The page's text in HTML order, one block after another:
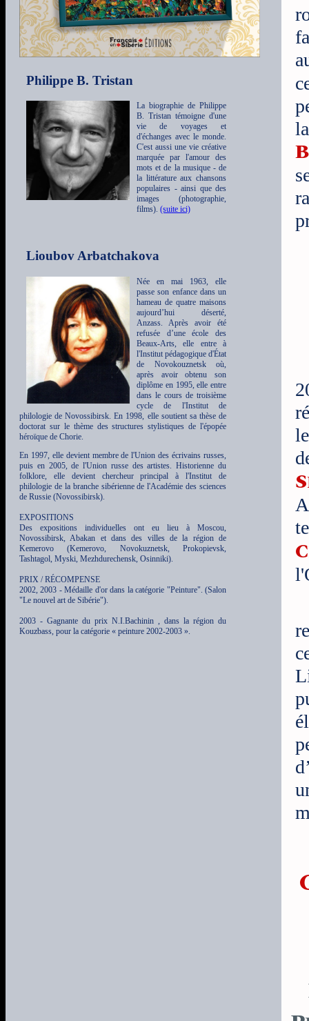
Philippe B. Tristan
La biographie de Philippe
B. Tristan témoigne d'une
vie de voyages et
d'échanges avec le monde.
C'est aussi une vie créative
marquée par l'amour des
mots et de la musique - de
la littérature aux chansons
populaires - ainsi que des
images (photographie,
films). (suite ici)
Lioubov Arbatchakova
Née en mai 1963, elle
passe son enfance dans un
hameau de quatre maisons
aujourd’hui déserté,
Anzass. Après avoir été
refusée d’une école des
Beaux-Arts, elle entre à
l'Institut pédagogique d'État
de Novokouznetsk où,
après avoir obtenu son
diplôme en 1995, elle entre
dans le cours de troisième
cycle de l'Institut de
philologie de Novossibirsk. En 1998, elle soutient sa thèse de
doctorat sur le thème des structures stylistiques de l'épopée
héroïque de Chorie.
En 1997, elle devient membre de l'Union des écrivains russes,
puis en 2005, de l'Union russe des artistes. Historienne du
folklore, elle devient chercheur principal à l'Institut de
philologie de la branche sibérienne de l'Académie des sciences
de Russie (Novossibirsk).
EXPOSITIONS
Des expositions individuelles ont eu lieu à Moscou,
Novossibirsk, Abakan et dans des villes de la région de
Kemerovo (Kemerovo, Novokuznetsk, Prokopievsk,
Tashtagol, Myski, Mezhdurechensk, Osinniki).
PRIX / RÉCOMPENSE
2002, 2003 - Médaille d'or dans la catégorie "Peinture". (Salon
"Le nouvel art de Sibérie").
2003 - Gagnante du prix N.I.Bachinin , dans la région du
Kouzbass, pour la catégorie « peinture 2002-2003 ».